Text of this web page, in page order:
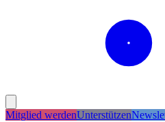
Mitglied werdenUnterstützen